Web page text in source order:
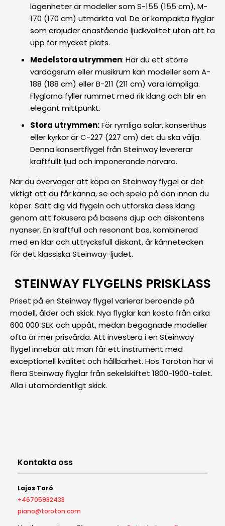
lägenheter är modeller som S-155 (155 cm), M-
170 (170 cm) utmärkta val. De är kompakta flyglar
som erbjuder enastående ljudkvalitet utan att ta
upp för mycket plats.
Medelstora utrymmen: Har du ett större
vardagsrum eller musikrum kan modeller som A-
188 (188 cm) eller B-211 (211 cm) vara lämpliga.
Flyglarna fyller rummet med rik klang och blir en
elegant mittpunkt.
Stora utrymmen:För rymliga salar, konserthus
eller kyrkor är C-227 (227 cm) det du ska välja.
Denna konsertflygel från Steinway levererar
kraftfullt ljud och imponerande närvaro.
När du överväger att köpa en Steinway flygel är det
viktigt att du får känna, se och spela på den innan du
köper. Sätt dig vid flygeln och utforska dess klang
genom att fokusera på basens djup och diskantens
nyanser. En kraftfull och resonant bas, kombinerad
med en klar och uttrycksfull diskant, är kännetecken
för det klassiska Steinway-ljudet.
STEINWAY FLYGELNS PRISKLASS
Priset på en Steinway flygel varierar beroende på
modell, ålder och skick. Nya flyglar kan kosta från cirka
600 000 SEK och uppåt, medan begagnade modeller
ofta är mer prisvärda. Att investera i en Steinway
flygel innebär att man får ett instrument med
exceptionell kvalitet och hållbarhet. Hos Toroton har vi
flera Steinway flyglar från sekelskiftet 1800-1900-talet.
Alla i utomordentligt skick.
Kontakta oss
Lajos Toró
+46705932433
piano@toroton.com